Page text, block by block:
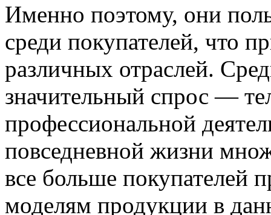
Именно поэтому, они
среди покупателей, что
различных отраслей.
значительный спрос —
профессиональной
повседневной жизни
все больше покупателей
моделям продукции в